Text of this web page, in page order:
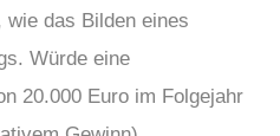
wie das Bilden eines
Würde eine
20.000 Euro im Folgejahr